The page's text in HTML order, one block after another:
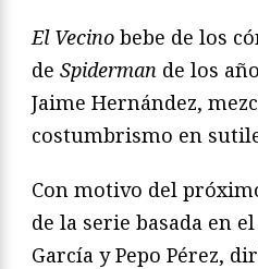
El Vecino bebe de los
de Spiderman de los
Jaime Hernández,
costumbrismo en
Con motivo del
de la serie basada en
García y Pepo Pérez,